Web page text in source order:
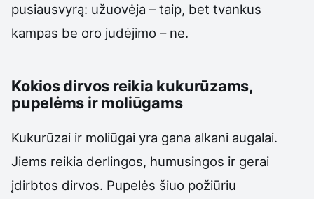
pusiausvyrą: užuovėja – taip, bet tvankus
kampas be oro judėjimo – ne.
Kokios dirvos reikia kukurūzams,
pupelėms ir moliūgams
Kukurūzai ir moliūgai yra gana alkani augalai.
Jiems reikia derlingos, humusingos ir gerai
įdirbtos dirvos. Pupelės šiuo požiūriu